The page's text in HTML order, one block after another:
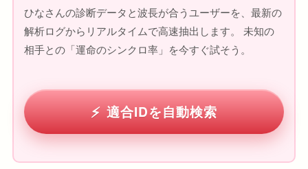
ひなさんの診断データと波長が合うユーザーを、最新の
解析ログからリアルタイムで高速抽出します。 未知の
相手との「運命のシンクロ率」を今すぐ試そう。
適合IDを自動検索